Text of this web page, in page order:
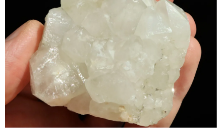
ČLÁNKY
NALEZIŠTĚ
NÁŠ PŘÍBĚH
VIDEOGALERIE